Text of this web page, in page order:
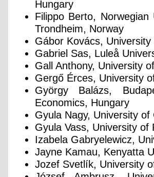
Hungary
Filippo Berto,
Trondheim, Norway
Gábor Kovács,
Gabriel Sas, Luleå
Gall Anthony, University
Gergő Érces, University
György Balázs,
Economics, Hungary
Gyula Nagy, University
Gyula Vass, University
Izabela Gabryelewicz,
Jayne Kamau, Kenyatta
Jozef Svetlík, University